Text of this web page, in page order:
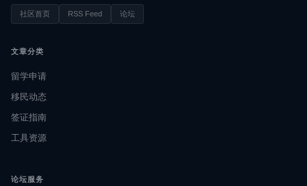
社区首页 RSS Feed 论坛
文章分类
留学申请
移民动态
签证指南
工具资源
论坛服务